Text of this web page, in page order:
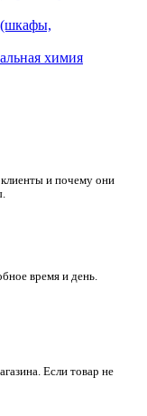
химия
и почему они
время и день.
Если товар не